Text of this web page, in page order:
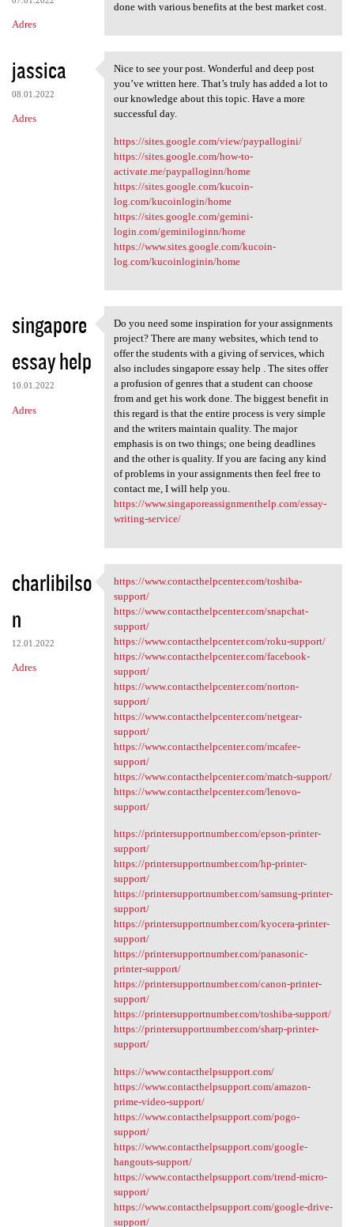
Adres
done with various benefits at the best market cost.
jassica
08.01.2022
Adres
Nice to see your post.
Nice to see your post. Wonderful and deep post
you’ve written here. That’s truly has added a lot to
our knowledge about this topic. Have a more
successful day.
https://sites.google.com/view/paypallogini/
https://sites.google.com/how-to-
activate.me/paypalloginn/home
https://sites.google.com/kucoin-
log.com/kucoinlogin/home
https://sites.google.com/gemini-
login.com/geminiloginn/home
https://www.sites.google.com/kucoin-
log.com/kucoinloginin/home
singapore
essay help
10.01.2022
Adres
Do you need some inspiration
Do you need some inspiration for your assignments
project? There are many websites, which tend to
offer the students with a giving of services, which
also includes singapore essay help . The sites offer
a profusion of genres that a student can choose
from and get his work done. The biggest benefit in
this regard is that the entire process is very simple
and the writers maintain quality. The major
emphasis is on two things; one being deadlines
and the other is quality. If you are facing any kind
of problems in your assignments then feel free to
contact me, I will help you.
https://www.singaporeassignmenthelp.com/essay-
writing-service/
charlibilso
n
12.01.2022
Adres
https://www.contacthelpcenter
https://www.contacthelpcenter.com/toshiba-
support/
https://www.contacthelpcenter.com/snapchat-
support/
https://www.contacthelpcenter.com/roku-support/
https://www.contacthelpcenter.com/facebook-
support/
https://www.contacthelpcenter.com/norton-
support/
https://www.contacthelpcenter.com/netgear-
support/
https://www.contacthelpcenter.com/mcafee-
support/
https://www.contacthelpcenter.com/match-support/
https://www.contacthelpcenter.com/lenovo-
support/
https://printersupportnumber.com/epson-printer-
support/
https://printersupportnumber.com/hp-printer-
support/
https://printersupportnumber.com/samsung-printer-
support/
https://printersupportnumber.com/kyocera-printer-
support/
https://printersupportnumber.com/panasonic-
printer-support/
https://printersupportnumber.com/canon-printer-
support/
https://printersupportnumber.com/toshiba-support/
https://printersupportnumber.com/sharp-printer-
support/
https://www.contacthelpsupport.com/
https://www.contacthelpsupport.com/amazon-
prime-video-support/
https://www.contacthelpsupport.com/pogo-
support/
https://www.contacthelpsupport.com/google-
hangouts-support/
https://www.contacthelpsupport.com/trend-micro-
support/
https://www.contacthelpsupport.com/google-drive-
support/